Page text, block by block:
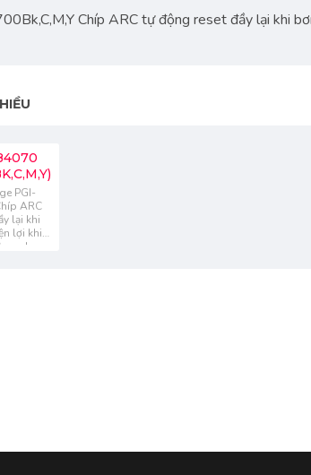
Chíp ARC tự động reset đầy lại khi
PGI-
ARC
lại khi
lợi khi
cho